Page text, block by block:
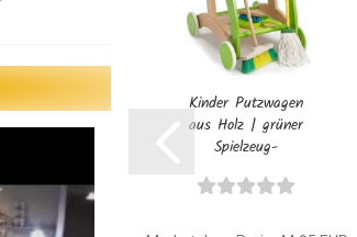
Kinder Putzwagen
aus Holz | grüner
Spielzeug-